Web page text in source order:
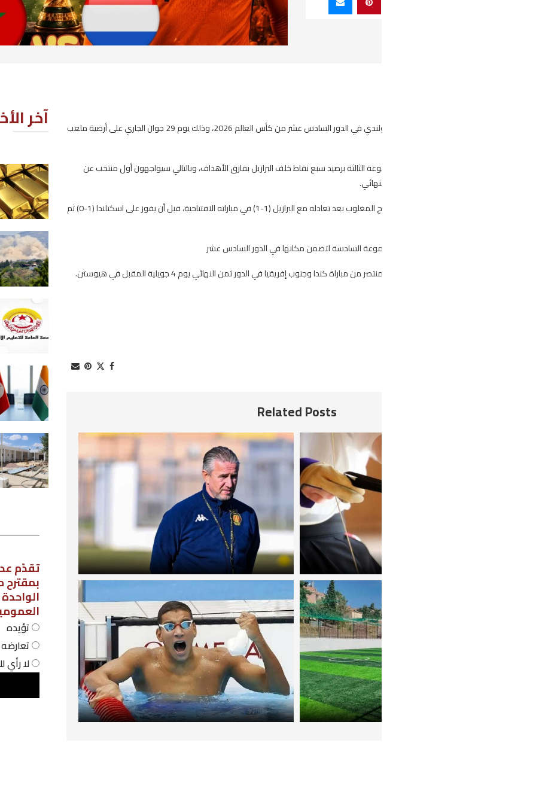
ضرب المنتخب المغربي موعدا مع نظيره الهولندي في الدور السادس عشر من كأس العالم 2026، وذلك يوم 29 جوان الجاري على أرضية ملعب
الثالثة برصيد سبع نقاط خلف البرازيل بفارق الأهداف، وبالتالي سيواجهون أول منتخب عن
تأهل المغرب إلى الدور الأول من مباريات خروج المغلوب بعد تعادله مع البرازيل (1-1) في مباراته الافتتاحية، قبل أن يفوز على اسكتلندا (1-0) ثم
السادسة لتضمن مكانها في الدور السادس عشر
كندا وجنوب إفريقيا في الدور ثمن النهائي يوم 4 جويلية المقبل في هيوستن.
آخر الأخبار
توقّعات ببلوغ الذهب 5000 دولار
للأونصة في النصف الأول من 2027
2026-08-07
إسرائيل ترفض انسحاباً جديداً من
2026-08-07
كاتب عام جامعة التعليم الأساسي:
تحركات احتجاجية تزامنا مع العودة
20 أوت الجاري: تونس تحتضن
الأعمال التونسي الهندي
زغوان: 3.7 مليون دينار لصيانة
المؤسسات التربوية قبل العودة
المدرسية
2026-08-07
استطلاع رأي
تقدّم عدد من نواب مجلس نواب الشعب،
بمقترح مشروع قانون لاعتماد نظام
الواحدة في المؤسسات التربوية
العمومية، فهل أنت:
تؤيده
تعارضه
لا رأي لك